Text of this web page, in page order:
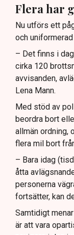
Flera har
Nu utförs ett
och
– Det finns i
cirka 120
avvisanden,
Lena Mann.
Med stöd av
beordra bort
allmän ordning,
flera mil bort
– Bara idag
åtta
personerna
fortsätter, kan
Samtidigt
är att vara